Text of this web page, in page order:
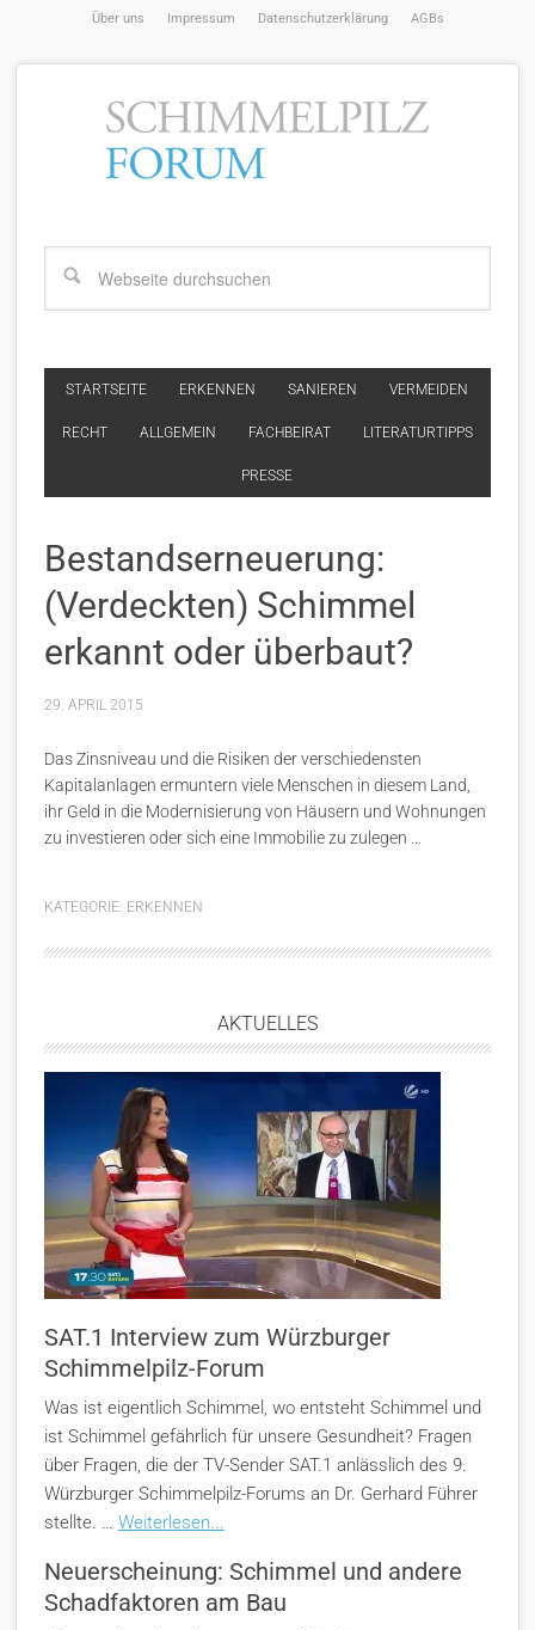
Über uns Impressum Datenschutzerklärung AGBs
STARTSEITE ERKENNEN SANIEREN VERMEIDEN
RECHT ALLGEMEIN FACHBEIRAT LITERATURTIPPS
PRESSE
Bestandserneuerung:
(Verdeckten) Schimmel
erkannt oder überbaut?
29. APRIL 2015
Das Zinsniveau und die Risiken der verschiedensten
Kapitalanlagen ermuntern viele Menschen in diesem Land,
ihr Geld in die Modernisierung von Häusern und Wohnungen
zu investieren oder sich eine Immobilie zu zulegen …
KATEGORIE: ERKENNEN
AKTUELLES
SAT.1 Interview zum Würzburger
Schimmelpilz-Forum
Was ist eigentlich Schimmel, wo entsteht Schimmel und
ist Schimmel gefährlich für unsere Gesundheit? Fragen
über Fragen, die der TV-Sender SAT.1 anlässlich des 9.
Würzburger Schimmelpilz-Forums an Dr. Gerhard Führer
stellte. … Weiterlesen...
Neuerscheinung: Schimmel und andere
Schadfaktoren am Bau